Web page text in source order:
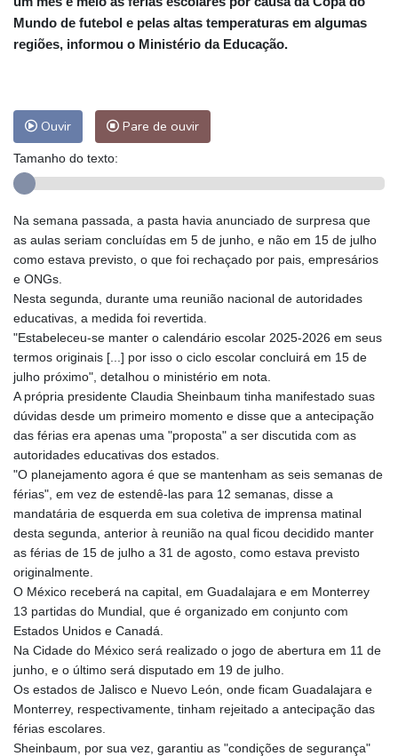
Mundo de futebol e pelas altas temperaturas em algumas
regiões, informou o Ministério da Educação.
Ouvir Pare de ouvir
Tamanho do texto:
Na semana passada, a pasta havia anunciado de surpresa que
as aulas seriam concluídas em 5 de junho, e não em 15 de julho
como estava previsto, o que foi rechaçado por pais, empresários
e ONGs.
Nesta segunda, durante uma reunião nacional de autoridades
educativas, a medida foi revertida.
"Estabeleceu-se manter o calendário escolar 2025-2026 em seus
termos originais [...] por isso o ciclo escolar concluirá em 15 de
julho próximo", detalhou o ministério em nota.
A própria presidente Claudia Sheinbaum tinha manifestado suas
dúvidas desde um primeiro momento e disse que a antecipação
das férias era apenas uma "proposta" a ser discutida com as
autoridades educativas dos estados.
"O planejamento agora é que se mantenham as seis semanas de
férias", em vez de estendê-las para 12 semanas, disse a
mandatária de esquerda em sua coletiva de imprensa matinal
desta segunda, anterior à reunião na qual ficou decidido manter
as férias de 15 de julho a 31 de agosto, como estava previsto
originalmente.
O México receberá na capital, em Guadalajara e em Monterrey
13 partidas do Mundial, que é organizado em conjunto com
Estados Unidos e Canadá.
Na Cidade do México será realizado o jogo de abertura em 11 de
junho, e o último será disputado em 19 de julho.
Os estados de Jalisco e Nuevo León, onde ficam Guadalajara e
Monterrey, respectivamente, tinham rejeitado a antecipação das
férias escolares.
Sheinbaum, por sua vez, garantiu as "condições de segurança"